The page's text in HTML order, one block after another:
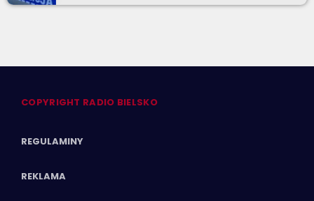
COPYRIGHT RADIO BIELSKO
REGULAMINY
REKLAMA